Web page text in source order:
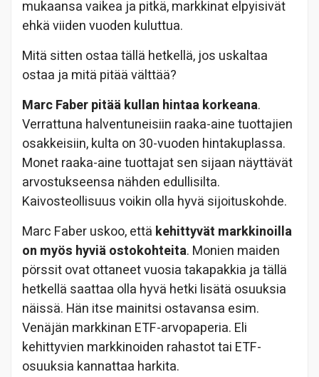
mukaansa vaikea ja pitkä, markkinat elpyisivät
ehkä viiden vuoden kuluttua.
Mitä sitten ostaa tällä hetkellä, jos uskaltaa
ostaa ja mitä pitää välttää?
Marc Faber pitää kullan hintaa korkeana.
Verrattuna halventuneisiin raaka-aine tuottajien
osakkeisiin, kulta on 30-vuoden hintakuplassa.
Monet raaka-aine tuottajat sen sijaan näyttävät
arvostukseensa nähden edullisilta.
Kaivosteollisuus voikin olla hyvä sijoituskohde.
Marc Faber uskoo, että kehittyvät markkinoilla
on myös hyviä ostokohteita. Monien maiden
pörssit ovat ottaneet vuosia takapakkia ja tällä
hetkellä saattaa olla hyvä hetki lisätä osuuksia
näissä. Hän itse mainitsi ostavansa esim.
Venäjän markkinan ETF-arvopaperia. Eli
kehittyvien markkinoiden rahastot tai ETF-
osuuksia kannattaa harkita.